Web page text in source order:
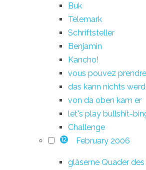
Buk
Telemark
Schriftsteller
Benjamin
Kancho!
vous pouvez
das kann nichts
von da oben kam er
let's play bullshit-
Challenge
12 February 2006
gläserne Quader